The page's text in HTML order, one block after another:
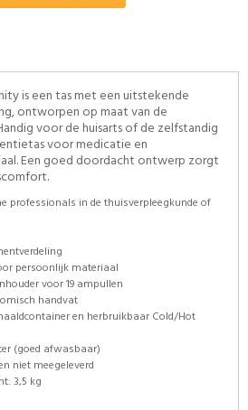
is een tas met een uitstekende
ontworpen op maat van de
voor de huisarts of de zelfstandig
voor medicatie en
Een goed doordacht ontwerp zorgt
professionals in de thuisverpleegkunde of
persoonlijk materiaal
voor 19 ampullen
handvat
en herbruikbaar Cold/Hot
(goed afwasbaar)
niet meegeleverd
3,5 kg